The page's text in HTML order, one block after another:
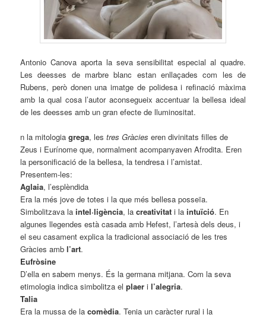
Antonio Canova aporta la seva sensibilitat especial al quadre.
Les deesses de marbre blanc estan enllaçades com les de
Rubens, però donen una imatge de polidesa i refinació màxima
amb la qual cosa l’autor aconsegueix accentuar la bellesa ideal
de les deesses amb un gran efecte de lluminositat.
n la mitologiagrega, lestres Gràcies eren divinitats filles de
Zeus i Eurínome que, normalment acompanyaven Afrodita. Eren
la personificació de la bellesa, la tendresa i l’amistat.
Presentem-les:
Aglaia, l’esplèndida
Era la més jove de totes i la que més bellesa posseïa.
Simbolitzava laintel·ligència, lacreativitati laintuïció. En
algunes llegendes està casada amb Hefest, l’artesà dels deus, i
el seu casament explica la tradicional associació de les tres
Gràcies ambl’art.
Eufròsine
D’ella en sabem menys. És la germana mitjana. Com la seva
etimologia indica simbolitza elplaeril’alegria.
Talia
Era la mussa de lacomèdia. Tenia un caràcter rural i la